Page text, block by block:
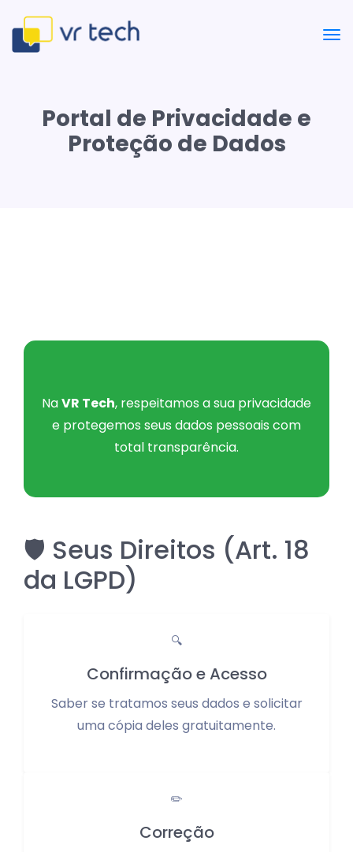
Portal de Privacidade e
Proteção de Dados
NaVR Tech, respeitamos a sua privacidade
e protegemos seus dados pessoais com
total transparência.
🛡️ Seus Direitos (Art. 18
da LGPD)
🔍
Confirmação e Acesso
Saber se tratamos seus dados e solicitar
uma cópia deles gratuitamente.
✏️
Correção